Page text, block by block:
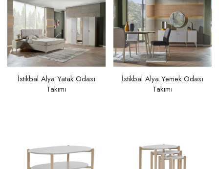
İstikbal Alya Yatak Odası
Takımı
İstikbal Alya Yemek Odası
Takımı